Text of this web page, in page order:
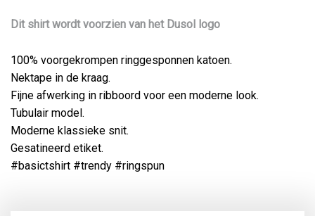
Dit shirt wordt voorzien van het Dusol logo
100% voorgekrompen ringgesponnen katoen.
Nektape in de kraag.
Fijne afwerking in ribboord voor een moderne look.
Tubulair model.
Moderne klassieke snit.
Gesatineerd etiket.
#basictshirt #trendy #ringspun